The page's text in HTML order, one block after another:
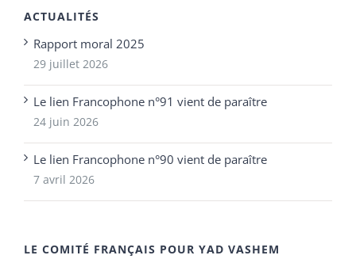
ACTUALITÉS
Rapport moral 2025
29 juillet 2026
Le lien Francophone n°91 vient de paraître
24 juin 2026
Le lien Francophone n°90 vient de paraître
7 avril 2026
LE COMITÉ FRANÇAIS POUR YAD VASHEM